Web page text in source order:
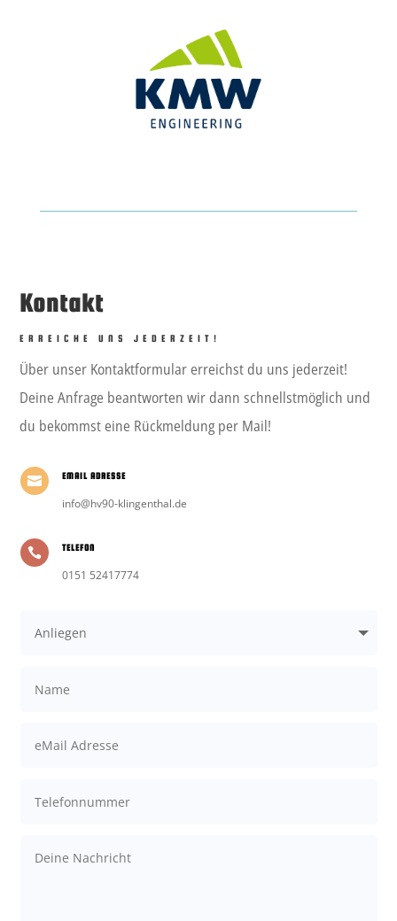
Kontakt
ERREICHE UNS JEDERZEIT!
Über unser Kontaktformular erreichst du uns jederzeit!
Deine Anfrage beantworten wir dann schnellstmöglich und
du bekommst eine Rückmeldung per Mail!
 EMAIL ADRESSE
info@hv90-klingenthal.de
 TELEFON
0151 52417774